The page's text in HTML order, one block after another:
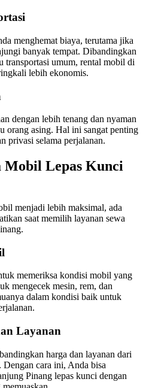
menghemat biaya, terutama jika
banyak tempat. Dibandingkan
transportasi umum, rental mobil di
lebih ekonomis.
dengan lebih tenang dan nyaman
orang asing. Hal ini sangat penting
privasi selama perjalanan.
Mobil Lepas Kunci
menjadi lebih maksimal, ada
saat memilih layanan sewa
memeriksa kondisi mobil yang
mengecek mesin, rem, dan
dalam kondisi baik untuk
Layanan
harga dan layanan dari
Dengan cara ini, Anda bisa
Pinang lepas kunci dengan